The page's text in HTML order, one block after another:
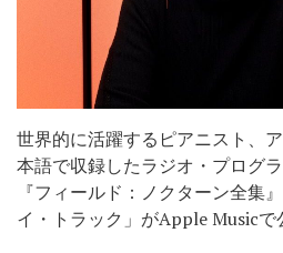
世界的に活躍するピアニスト、
本語で収録したラジオ・プログ
『フィールド：ノクターン全集
イ・トラック」がApple Musicで